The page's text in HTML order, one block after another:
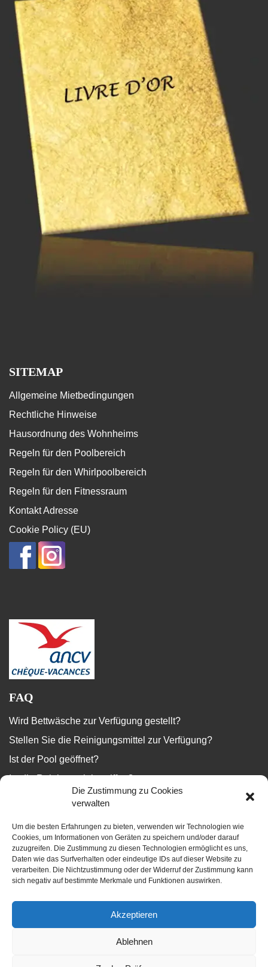
Die Zustimmung zu Cookies
verwalten
Um die besten Erfahrungen zu bieten, verwenden wir Technologien wie
Cookies, um Informationen von Geräten zu speichern und/oder darauf
zuzugreifen. Die Zustimmung zu diesen Technologien ermöglicht es uns,
Daten wie das Surfverhalten oder eindeutige IDs auf dieser Website zu
verarbeiten. Die Nichtzustimmung oder der Widerruf der Zustimmung kann
sich negativ auf bestimmte Merkmale und Funktionen auswirken.
Akzeptieren
Ablehnen
SITEMAP
Allgemeine Mietbedingungen
Rechtliche Hinweise
Hausordnung des Wohnheims
Regeln für den Poolbereich
Regeln für den Whirlpoolbereich
Regeln für den Fitnessraum
Kontakt Adresse
Cookie Policy (EU)
FAQ
Wird Bettwäsche zur Verfügung gestellt?
Stellen Sie die Reinigungsmittel zur Verfügung?
Ist der Pool geöffnet?
Ist die Reinigung inbegriffen?
Wir beantworten Ihre Fragen
Die Dossiers Ihres Urlaubs